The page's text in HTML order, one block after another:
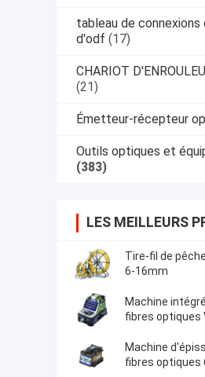
tableau de
d'odf (17)
CHARIOT
(21)
Émetteur-récepteur
Outils optiques et
(383)
LES MEILLEURS
Tire-fil de
6-16mm
Machine
fibres optiques
fusion de
Machine
fibres optiques